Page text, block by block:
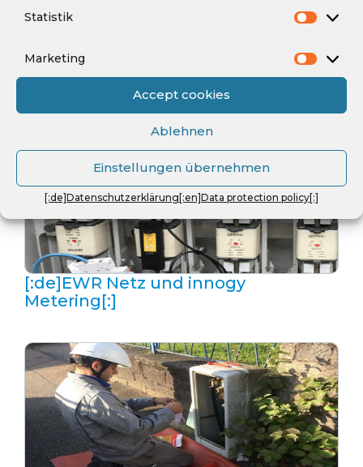
Statistik
Marketing
Accept cookies
Ablehnen
Einstellungen übernehmen
[:de]Datenschutzerklärung[:en]Data protection policy[:]
Angewendet in
folgenden Projekten
[:de]EWR Netz und innogy
Metering[:]